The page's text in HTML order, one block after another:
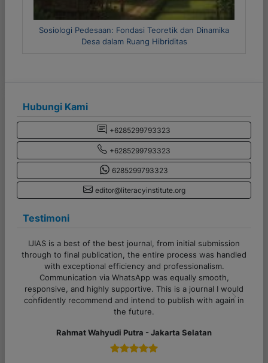
dan Dinamika
Metode Riset Kuantitatif dan
Hubungi Kami
+6285299793323
+6285299793323
6285299793323
editor@literacyinstitute.org
Testimoni
initial submission
process was handled
equally smooth,
is a journal I would
publish with again in
Terima kasih banyak untuk admin CV
Pelayanannya cepat, responsif, dan
sekali. Proses komunikasi juga lancar,
semua pertanyaan dijawab dengan jelas.
untuk tim Literasi Indonesia!
Previous Next